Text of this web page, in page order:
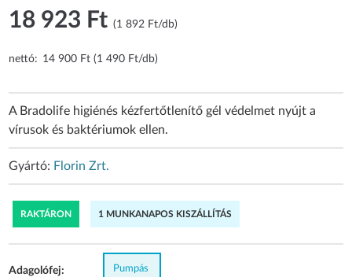
18 923 Ft(1 892 Ft/db)
nettó: 14 900 Ft (1 490 Ft/db)
A Bradolife higiénés kézfertőtlenítő gél védelmet nyújt a
vírusok és baktériumok ellen.
Gyártó: Florin Zrt.
RAKTÁRON 1 MUNKANAPOS KISZÁLLÍTÁS
Adagolófej: Pumpás